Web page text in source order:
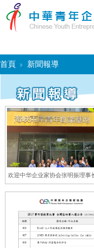
首頁 新聞報導
欢迎中华企业家协会张明振理事
访交流